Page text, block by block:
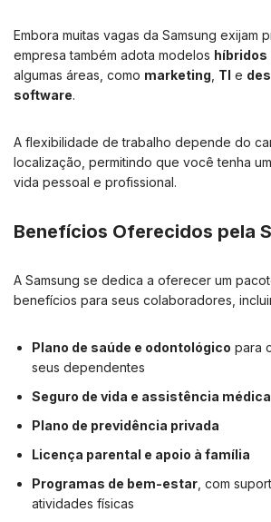
Embora muitas vagas da Samsung exijam
empresa também adota modelos híbridos
algumas áreas, como marketing TI e
software.
A flexibilidade de trabalho depende do
localização, permitindo que você tenha
vida pessoal e profissional.
Benefícios Oferecidos pela
A Samsung se dedica a oferecer um
benefícios para seus colaboradores,
Plano de saúde e odontológico para
seus dependentes
Seguro de vida e assistência médica
Plano de previdência privada
Licença parental e apoio à família
Programas de bem-estar , com
atividades físicas